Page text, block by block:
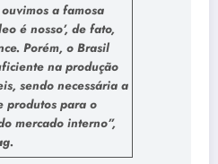
a famosa
é nosso’, de fato,
Porém, o Brasil
na produção
sendo necessária a
produtos para o
mercado interno”,